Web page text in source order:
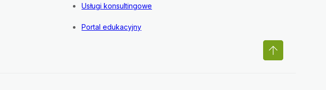
Usługi konsultingowe
Portal edukacyjny